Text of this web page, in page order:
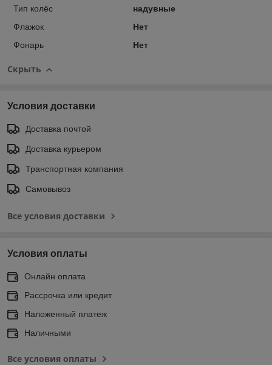
Тип колёс
надувные
Флажок
Нет
Фонарь
Нет
Скрыть
Условия доставки
Доставка почтой
Доставка курьером
Транспортная компания
Самовывоз
Все условия доставки
Условия оплаты
Онлайн оплата
Рассрочка или кредит
Наложенный платеж
Наличными
Все условия оплаты